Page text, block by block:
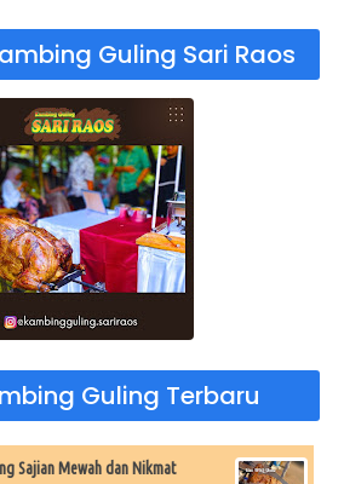
Guling Sari Raos
Guling Terbaru
Sajian Mewah dan Nikmat